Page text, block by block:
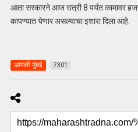
आता सरकारने आज रात्री 8 पर्यंत कामावर हजर
कापण्यात येणार असल्याचा इशारा दिला आहे.
आपली मुंबई 7301